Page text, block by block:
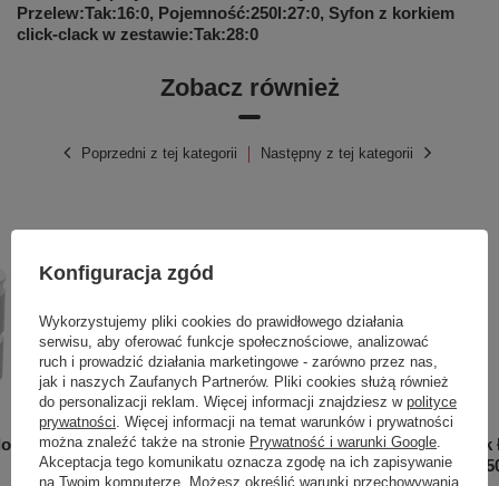
Przelew:Tak:16:0, Pojemność:250l:27:0, Syfon z korkiem
click-clack w zestawie:Tak:28:0
Zobacz również
Poprzedni z tej kategorii
z Umywalka nablatowa Sovena
349,00 zł / szt.
Grzejnik
Grey
Następny z tej kategorii
Konfiguracja zgód
Wykorzystujemy pliki cookies do prawidłowego działania
serwisu, aby oferować funkcje społecznościowe, analizować
ruch i prowadzić działania marketingowe - zarówno przez nas,
jak i naszych Zaufanych Partnerów. Pliki cookies służą również
do personalizacji reklam. Więcej informacji znajdziesz w polityce
prywatności . Więcej informacji na temat warunków i prywatności
można znaleźć także na stronie Prywatność i warunki Google
Akceptacja tego komunikatu oznacza zgodę na ich zapisywanie
na Twoim komputerze. Możesz określić warunki przechowywania